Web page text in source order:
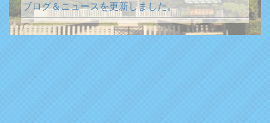
ブログ＆ニュースを更新しました。
2026年1月13日
ブログ＆ニュースを更新しました。
2025年12月31日
ブログ＆ニュースを更新しました。
2025年10月15日
ブログ＆ニュースを更新しました。